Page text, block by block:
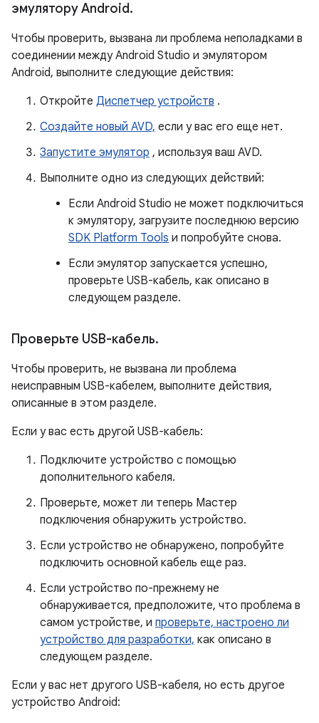
эмулятору Android.
Чтобы проверить, вызвана ли проблема неполадками в
соединении между Android Studio и эмулятором
Android, выполните следующие действия:
Откройте Диспетчер устройств .
Создайте новый AVD, если у вас его еще нет.
Запустите эмулятор , используя ваш AVD.
Выполните одно из следующих действий:
Если Android Studio не может подключиться
к эмулятору, загрузите последнюю версию
SDK Platform Tools и попробуйте снова.
Если эмулятор запускается успешно,
проверьте USB-кабель, как описано в
следующем разделе.
Проверьте USB-кабель.
Чтобы проверить, не вызвана ли проблема
неисправным USB-кабелем, выполните действия,
описанные в этом разделе.
Если у вас есть другой USB-кабель:
Подключите устройство с помощью
дополнительного кабеля.
Проверьте, может ли теперь Мастер
подключения обнаружить устройство.
Если устройство не обнаружено, попробуйте
подключить основной кабель еще раз.
Если устройство по-прежнему не
обнаруживается, предположите, что проблема в
самом устройстве, и проверьте, настроено ли
устройство для разработки, как описано в
следующем разделе.
Если у вас нет другого USB-кабеля, но есть другое
устройство Android: